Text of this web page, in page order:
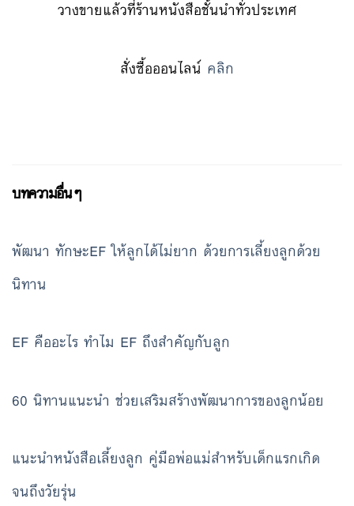
วางขายแล้วที่ร้านหนังสือชั้นนำทั่วประเทศ
สั่งซื้อออนไลน์ คลิก
บทความอื่นๆ
พัฒนา ทักษะEF ให้ลูกได้ไม่ยาก ด้วยการเลี้ยงลูกด้วย
นิทาน
EF คืออะไร ทำไม EF ถึงสำคัญกับลูก
60 นิทานแนะนำ ช่วยเสริมสร้างพัฒนาการของลูกน้อย
แนะนำหนังสือเลี้ยงลูก คู่มือพ่อแม่สำหรับเด็กแรกเกิด
จนถึงวัยรุ่น